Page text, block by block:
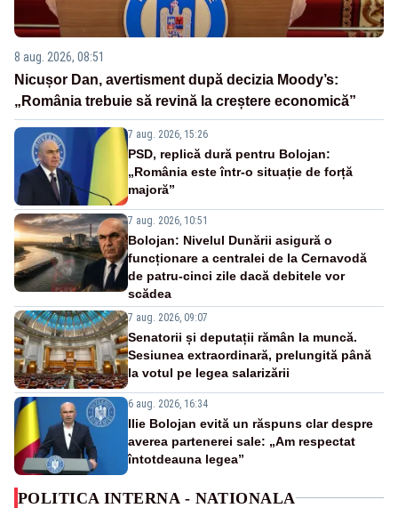
8 aug. 2026, 08:51
Nicușor Dan, avertisment după decizia Moody’s:
„România trebuie să revină la creștere economică”
7 aug. 2026, 15:26
PSD, replică dură pentru Bolojan:
„România este într-o situație de forță
majoră”
7 aug. 2026, 10:51
Bolojan: Nivelul Dunării asigură o
funcționare a centralei de la Cernavodă
de patru-cinci zile dacă debitele vor
scădea
7 aug. 2026, 09:07
Senatorii și deputații rămân la muncă.
Sesiunea extraordinară, prelungită până
la votul pe legea salarizării
6 aug. 2026, 16:34
Ilie Bolojan evită un răspuns clar despre
averea partenerei sale: „Am respectat
întotdeauna legea”
POLITICA INTERNA - NATIONALA